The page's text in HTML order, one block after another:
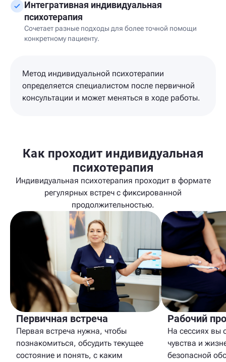
Интегративная индивидуальная
психотерапия
Сочетает разные подходы для более точной помощи
конкретному пациенту.
Метод индивидуальной психотерапии
определяется специалистом после первичной
консультации и может меняться в ходе работы.
Как проходит индивидуальная
психотерапия
Индивидуальная психотерапия проходит в формате
регулярных встреч с фиксированной
продолжительностью.
Первичная встреча
Первая встреча нужна, чтобы
познакомиться, обсудить текущее
состояние и понять, с каким
Рабочий
На сессиях вы
чувства и
безопасной